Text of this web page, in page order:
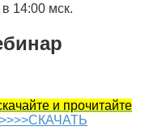
14:00 мск.
и прочитайте
>>>>СКАЧАТЬ